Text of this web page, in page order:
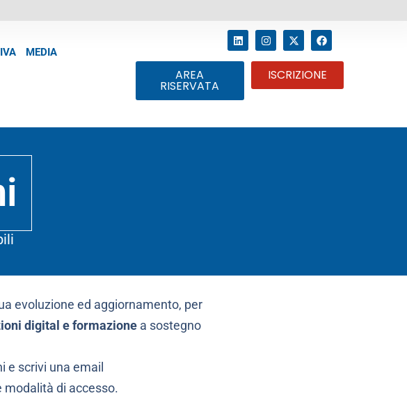
MEDIA
AREA
RISERVATA
ISCRIZIONE
evoluzione ed aggiornamento, per
digital e formazione a sostegno
e scrivi una email
modalità di accesso.